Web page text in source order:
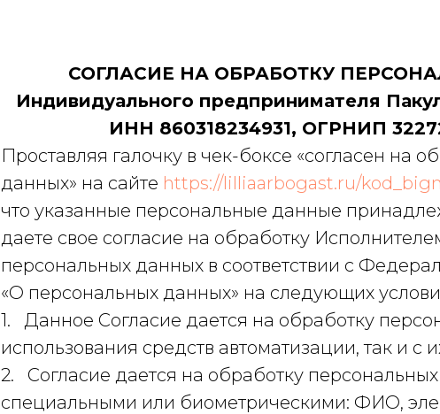
СОГЛАСИЕ НА ОБРАБОТКУ
Индивидуального предпринимателя
ИНН 860318234931, ОГРНИП
Проставляя галочку в чек-боксе «согласен на
данных» на сайте https://lilliaarbogast.ru/
что указанные персональные данные
даете свое согласие на обработку
персональных данных в соответствии с
«О персональных данных» на следующих
1. Данное Согласие дается на обработку
использования средств автоматизации, так и с
2. Согласие дается на обработку
специальными или биометрическими: ФИО,